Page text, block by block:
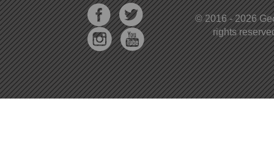
© 2016 - 2026
rights